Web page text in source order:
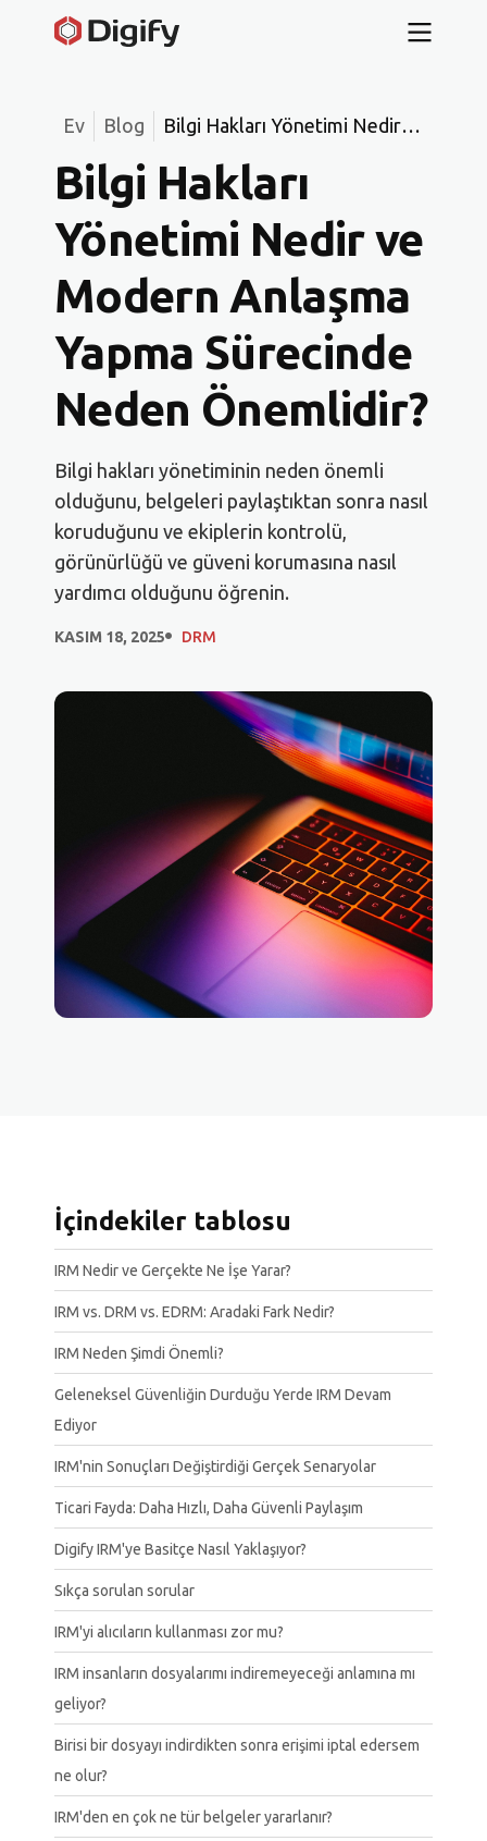
Ev Blog
Bilgi Hakları Yönetimi Nedir
Sürecinde Neden Önemlidir?
Bilgi Hakları
Yönetimi Nedir ve
Modern Anlaşma
Yapma Sürecinde
Neden Önemlidir?
Bilgi hakları yönetiminin neden önemli
olduğunu, belgeleri paylaştıktan sonra nasıl
koruduğunu ve ekiplerin kontrolü,
görünürlüğü ve güveni korumasına nasıl
yardımcı olduğunu öğrenin.
KASIM 18, 2025 DRM
İçindekiler tablosu
IRM Nedir ve Gerçekte Ne İşe Yarar?
IRM vs. DRM vs. EDRM: Aradaki Fark Nedir?
IRM Neden Şimdi Önemli?
Geleneksel Güvenliğin Durduğu Yerde IRM Devam
Ediyor
IRM'nin Sonuçları Değiştirdiği Gerçek Senaryolar
Ticari Fayda: Daha Hızlı, Daha Güvenli Paylaşım
Digify IRM'ye Basitçe Nasıl Yaklaşıyor?
Sıkça sorulan sorular
IRM'yi alıcıların kullanması zor mu?
IRM insanların dosyalarımı indiremeyeceği anlamına mı
geliyor?
Birisi bir dosyayı indirdikten sonra erişimi iptal edersem
ne olur?
IRM'den en çok ne tür belgeler yararlanır?